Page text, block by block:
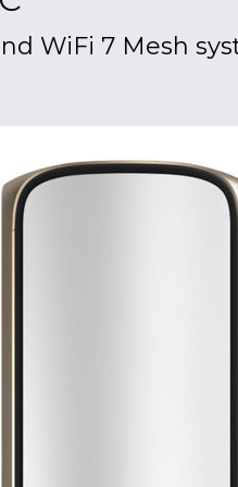
WiFi 7 Mesh